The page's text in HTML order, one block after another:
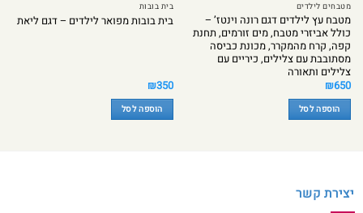
מטבחים לילדים
מטבח עץ לילדים דגם רונה וינטז’ –
כולל אביזרי מטבח, מים זורמים, תחנת
קפה, קרח מהמקרר, מכונת כביסה
מסתובבת עם צלילים, כיריים עם
צלילים ותאורה
₪650
הוספה לסל
בית בובות
בית בובות מפואר לילדים – דגם ליאת
₪350
הוספה לסל
יצירת קשר